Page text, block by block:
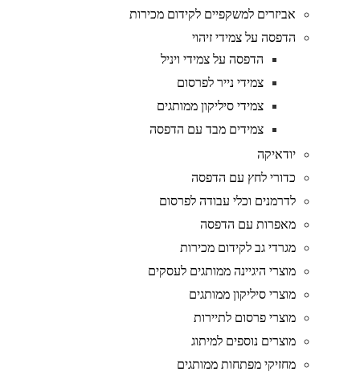
אביזרים למשקפיים לקידום מכירות
הדפסה על צמידי זיהוי
הדפסה על צמידי ויניל
צמידי נייר לפרסום
צמידי סיליקון ממותגים
צמידים מבד עם הדפסה
יודאיקה
כדורי לחץ עם הדפסה
לדרמנים וכלי עבודה לפרסום
מאפרות עם הדפסה
מגרדי גב לקידום מכירות
מוצרי היגיינה ממותגים לעסקים
מוצרי סיליקון ממותגים
מוצרי פרסום לתיירות
מוצרים נוספים למיתוג
מחזיקי מפתחות ממותגים